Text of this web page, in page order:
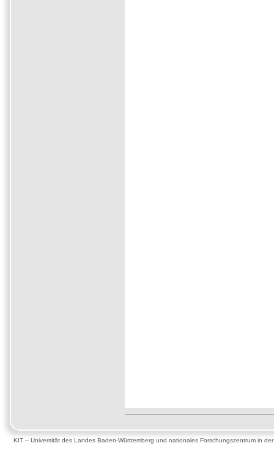
KIT – Universität des Landes Baden-Württemberg und nationales Forschungszentrum in